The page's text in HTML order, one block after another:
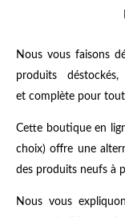
Nous vous faisons
produits déstockés,
et complète pour
Cette boutique en
choix) offre une
des produits neufs à
Nous vous